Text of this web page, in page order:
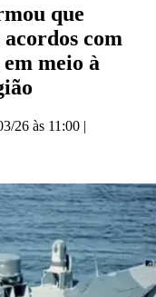
que
com
meio à
26 às 11:00 |